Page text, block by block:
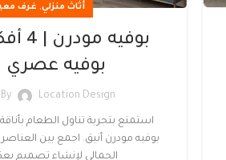
أثاث منزلي, غرف
بوفيه عصري
By Location Design
استمتع بتجربة تناول الطعام
بوفيه مودرن أنيق. اجمع بين
الجمالي لإنشاء تصميم